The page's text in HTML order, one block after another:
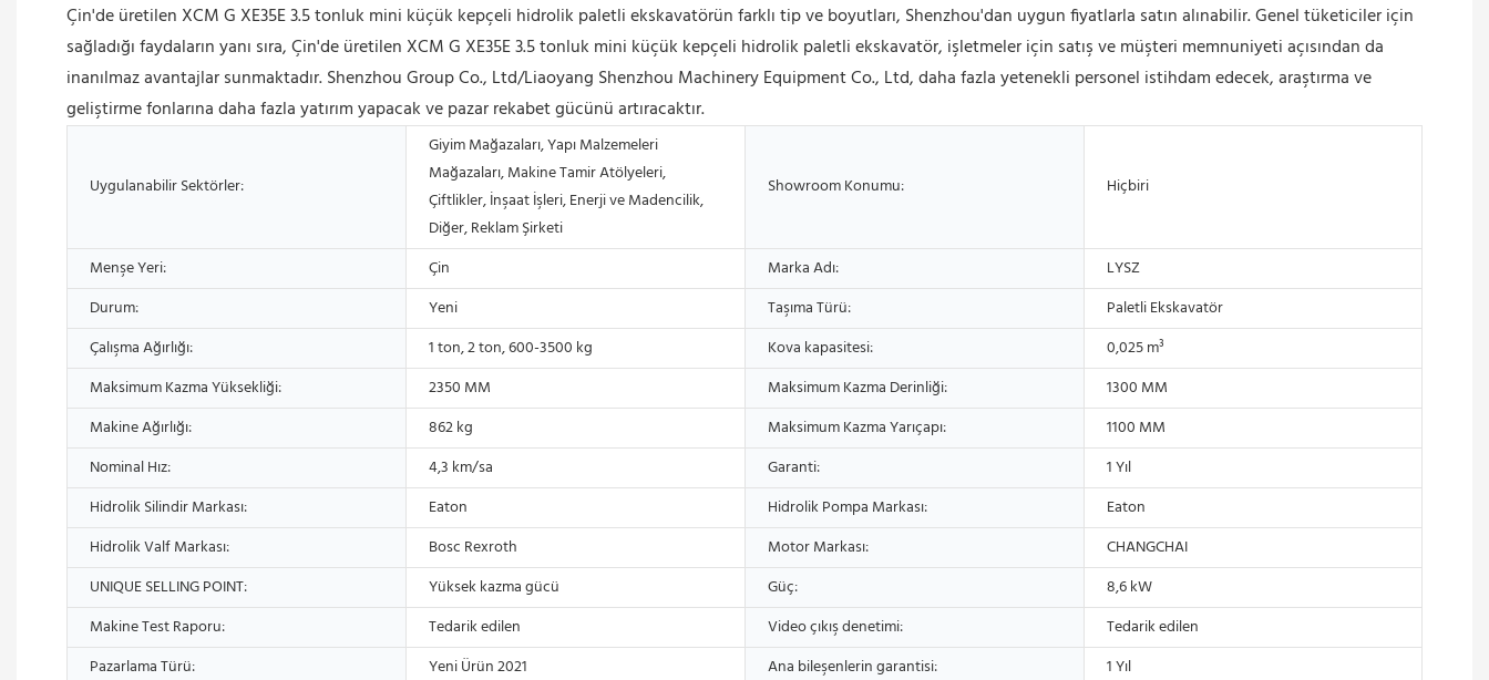
Çin'de üretilen XCM G XE35E 3.5 tonluk mini küçük kepçeli hidrolik paletli ekskavatörün farklı tip ve boyutları, Shenzhou'dan uygun fiyatlarla satın alınabilir. Genel tüketiciler için
sağladığı faydaların yanı sıra, Çin'de üretilen XCM G XE35E 3.5 tonluk mini küçük kepçeli hidrolik paletli ekskavatör, işletmeler için satış ve müşteri memnuniyeti açısından da
inanılmaz avantajlar sunmaktadır. Shenzhou Group Co., Ltd/Liaoyang Shenzhou Machinery Equipment Co., Ltd, daha fazla yetenekli personel istihdam edecek, araştırma ve
geliştirme fonlarına daha fazla yatırım yapacak ve pazar rekabet gücünü artıracaktır.
Uygulanabilir Sektörler:
Giyim Mağazaları, Yapı Malzemeleri
Mağazaları, Makine Tamir Atölyeleri,
Çiftlikler, İnşaat İşleri, Enerji ve Madencilik,
Diğer, Reklam Şirketi
Showroom Konumu: Hiçbiri
Menşe Yeri: Çin Marka Adı:
LYSZ
Durum:
Yeni Taşıma Türü:
Paletli Ekskavatör
Çalışma Ağırlığı:
1 ton, 2 ton, 600-3500 kg Kova kapasitesi:
0,025 m³
Maksimum Kazma Yüksekliği:
2350 MM Maksimum Kazma Derinliği:
1300 MM
Makine Ağırlığı:
862 kg Maksimum Kazma Yarıçapı:
1100 MM
Nominal Hız:
4,3 km/sa Garanti:
1 Yıl
Hidrolik Silindir Markası:
Eaton Hidrolik Pompa Markası:
Eaton
Hidrolik Valf Markası:
Bosc Rexroth Motor Markası:
CHANGCHAI
UNIQUE SELLING POINT:
Yüksek kazma gücü Güç:
8,6 kW
Makine Test Raporu:
Tedarik edilen Video çıkış denetimi:
Tedarik edilen
Pazarlama Türü:
Yeni Ürün 2021 Ana bileşenlerin garantisi:
1 Yıl